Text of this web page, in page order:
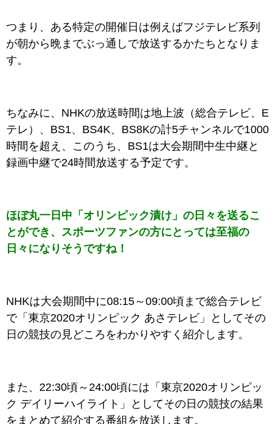
つまり、ある特定の開催日は例えばフジテレビ系列
が朝から晩までぶっ通しで放送するかたちとなりま
す。
ちなみに、NHKの放送時間は地上波（総合テレビ、E
テレ）、BS1、BS4K、BS8Kの計5チャンネルで1000
時間を超え、このうち、BS1は大会期間中生中継と
録画中継で24時間放送する予定です。
ほぼ丸一日中「 オリンピック漬け」の日々を送るこ
とができ、スポーツファンの方にとっては至福の
日々になりそうですね！
NHKは大会期間中に08:15～09:00頃まで総合テレビ
で「東京2020オリンピック あさテレビ」としてその
日の競技の見どころをわかりやすく紹介します。
また、22:30頃～24:00頃には「東京2020オリンピッ
ク デイリーハイライト」としてその日の競技の結果
をまとめて紹介する番組を放送します。